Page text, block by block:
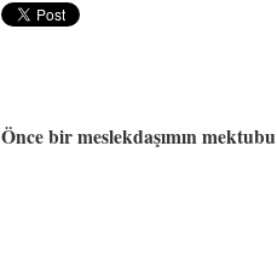
Önce bir meslekdaşımın